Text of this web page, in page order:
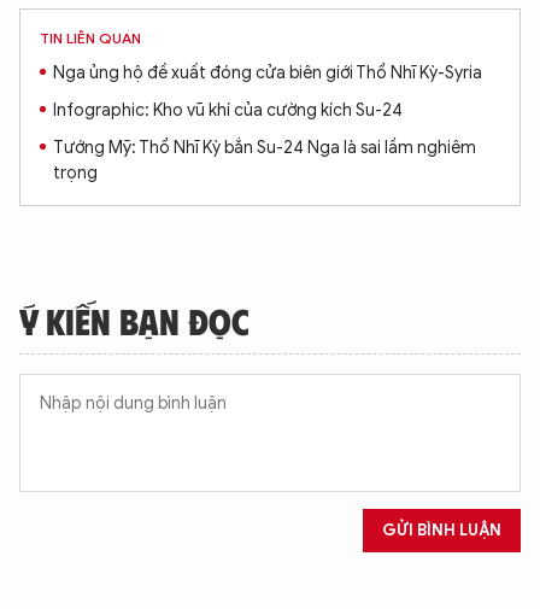
TIN LIÊN QUAN
Nga ủng hộ đề xuất đóng cửa biên giới Thổ Nhĩ Kỳ-Syria
Infographic: Kho vũ khí của cường kích Su-24
Tướng Mỹ: Thổ Nhĩ Kỳ bắn Su-24 Nga là sai lầm nghiêm
trọng
Ý KIẾN BẠN ĐỌC
GỬI BÌNH LUẬN
Hãy hỏi tôi bất kỳ điều gì bạn cần biết về
An Ninh Thủ Đô nhé. Tôi sẵn sàng hỗ trợ!